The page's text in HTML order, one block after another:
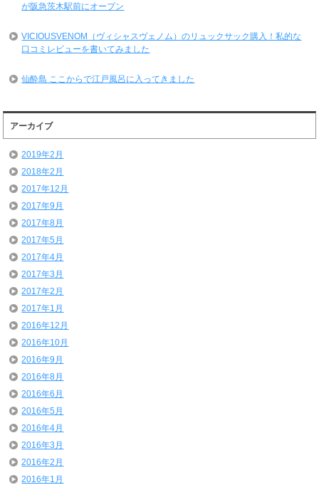
が阪急茨木駅前にオープン
VICIOUSVENOM（ヴィシャスヴェノム）のリュックサック購入！私的な
口コミレビューを書いてみました
仙酔島 ここからで江戸風呂に入ってきました
アーカイブ
2019年2月
2018年2月
2017年12月
2017年9月
2017年8月
2017年5月
2017年4月
2017年3月
2017年2月
2017年1月
2016年12月
2016年10月
2016年9月
2016年8月
2016年6月
2016年5月
2016年4月
2016年3月
2016年2月
2016年1月